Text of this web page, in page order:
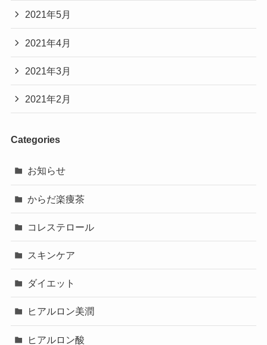
2021年5月
2021年4月
2021年3月
2021年2月
Categories
お知らせ
からだ楽痩茶
コレステロール
スキンケア
ダイエット
ヒアルロン美潤
ヒアルロン酸